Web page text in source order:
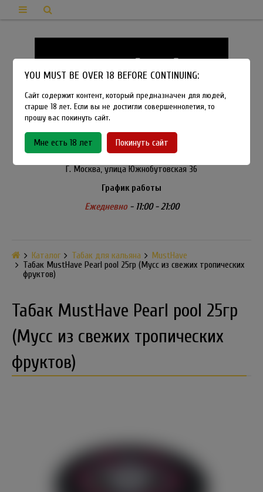
8-915-450-21-92
Розничный магазин Method Vapeshop
Г. Москва, улица Южнобутовская 36
График работы
Ежедневно- 11:00 - 21:00
Каталог Табак для кальяна
MustHave
Табак MustHave Pearl pool 25гр (Мусс из свежих тропических
фруктов)
Табак MustHave Pearl pool 25гр
(Мусс из свежих тропических
фруктов)
YOU MUST BE OVER 18 BEFORE CONTINUING:
Сайт содержит контент, который предназначен для людей,
старше 18 лет. Если вы не достигли совершеннолетия, то
прошу вас покинуть сайт.
Мне есть 18 лет Покинуть сайт